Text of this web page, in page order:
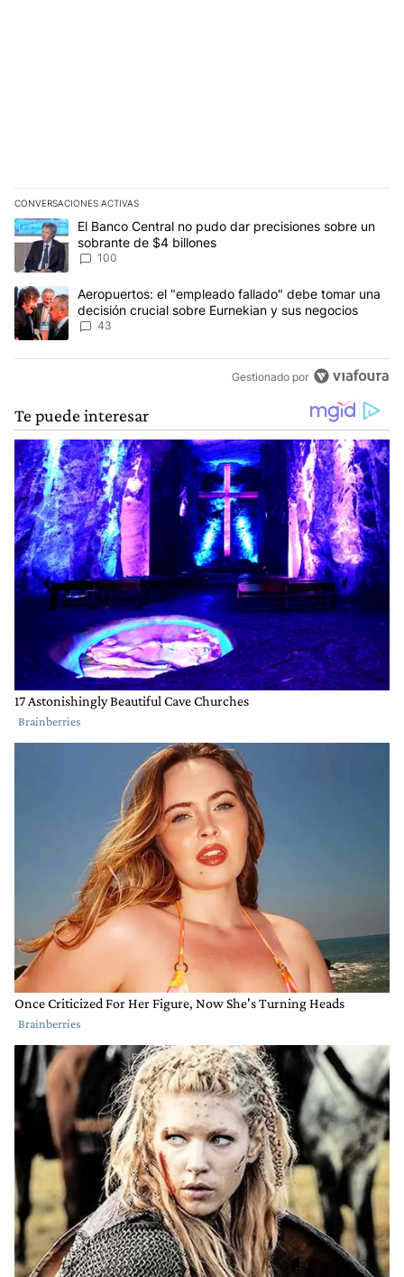
CONVERSACIONES ACTIVAS
Este listado muestra los artículos con más comentarios en los
Un artículo de tendencia con el título "El Banco Central no pudo
El Banco Central no pudo dar precisiones sobre un
sobrante de $4 billones
100
Un artículo de tendencia con el título "Aeropuertos: el
Aeropuertos: el "empleado fallado" debe tomar una
decisión crucial sobre Eurnekian y sus negocios
43
Gestionado por